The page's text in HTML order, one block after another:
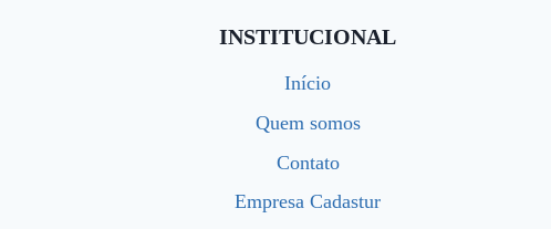
INSTITUCIONAL
Início
Quem somos
Contato
Empresa Cadastur